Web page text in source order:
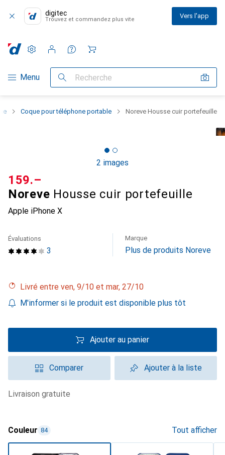
digitec
Trouvez et commandez plus vite Vers l'app
Navigation par catégorie
Menu Recherche
Paramètres
Compte client
Listes de comparaison
Listes d'envies
Panier
Coque pour téléphone portable Noreve Housse cuir portefeuille
2 images
Noreve Housse cuir portefeuille
Apple iPhone X
CHF
159.–
3
Évaluations Marque
Plus de produits Noreve
Livré entre ven, 9/10 et mar, 27/10
M'informer si le produit est disponible plus tôt
Ajouter au panier
Comparer Ajouter à la liste
livraison gratuite
Couleur 84 Tout afficher